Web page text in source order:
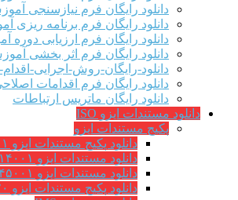
دانلود رایگان فرم نیازسنجی
دانلود رایگان فرم برنامه ریزی
دانلود رایگان فرم ارزیابی دوره
دانلود رایگان فرم اثر بخشی
دانلود-رایگان-روش-اجرایی-
دانلود رایگان فرم اقدامات
دانلود رایگان ماتریس ارتباطات
دانلود مستندات ایزو ISO
پکیج مستندات ایزو
دانلود پکیج مستندات ایزو ۹۰۰۱
دانلود مستندات ایزو ۱۴۰۰۱
دانلود مستندات ایزو ۴۵۰۰۱
دانلود پکیج مستندات ایزو ۲۹۰۰۱:۲۰۲۰